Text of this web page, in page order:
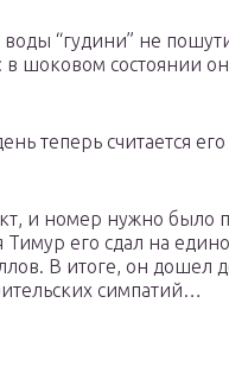
“гудини” не
в шоковом состоянии
теперь считается
и номер нужно было
Тимур его сдал на
В итоге, он дошел
симпатий…